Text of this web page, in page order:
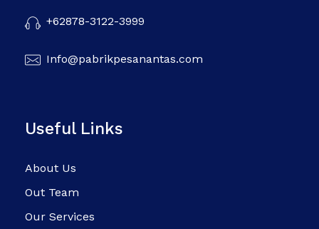
+62878-3122-3999
Info@pabrikpesanantas.com
Useful Links
About Us
Out Team
Our Services